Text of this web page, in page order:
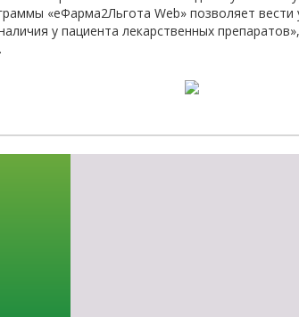
«еФарма2Льгота Web» позволяет вести
у пациента лекарственных